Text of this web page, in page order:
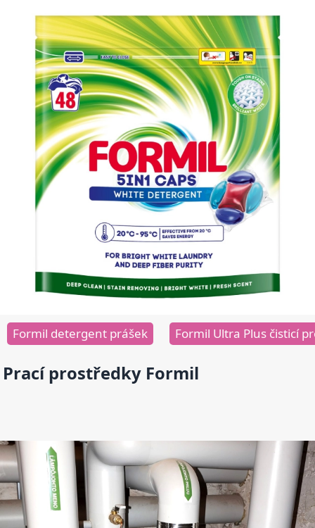
Formil detergent prášek Formil Ultra Plus čisticí
Prací prostředky Formil